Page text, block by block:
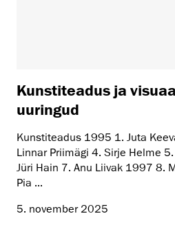
Kunstiteadus ja
uuringud
Kunstiteadus 1995 1. Juta
Linnar Priimägi 4. Sirje Helme
Jüri Hain 7. Anu Liivak 1997 8.
Pia ...
5. november 2025